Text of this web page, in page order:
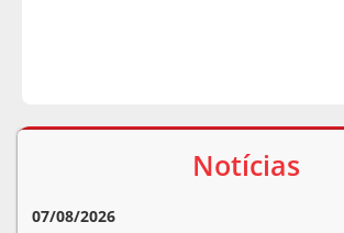
Notícias
07/08/2026